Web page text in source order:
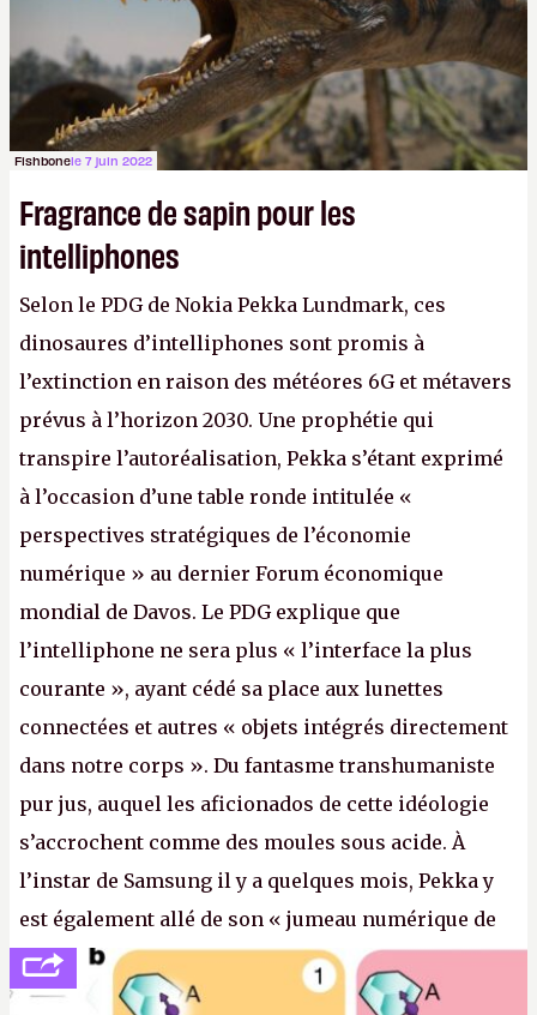
Fishbonele 7 juin 2022
Fragrance de sapin pour les
intelliphones
Selon le PDG de Nokia Pekka Lundmark, ces
dinosaures d’intelliphones sont promis à
l’extinction en raison des météores 6G et métavers
prévus à l’horizon 2030. Une prophétie qui
transpire l’autoréalisation, Pekka s’étant exprimé
à l’occasion d’une table ronde intitulée «
perspectives stratégiques de l’économie
numérique » au dernier Forum économique
mondial de Davos. Le PDG explique que
l’intelliphone ne sera plus « l’interface la plus
courante », ayant cédé sa place aux lunettes
connectées et autres « objets intégrés directement
dans notre corps ». Du fantasme transhumaniste
pur jus, auquel les aficionados de cette idéologie
s’accrochent comme des moules sous acide. À
l’instar de Samsung il y a quelques mois, Pekka y
est également allé de son « jumeau numérique de
tout » et de l’importance des metasangsues, qu’il
considère comme «
la prochaine grande plateforme